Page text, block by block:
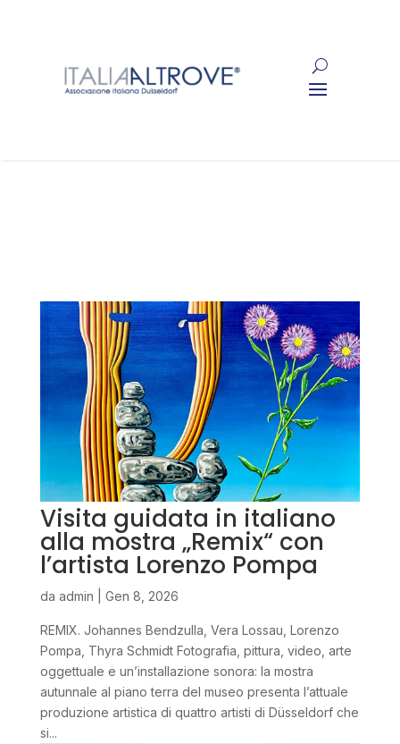
Visita guidata in italiano
alla mostra „Remix“ con
l’artista Lorenzo Pompa
da admin Gen 8, 2026
REMIX. Johannes Bendzulla, Vera Lossau, Lorenzo
Pompa, Thyra Schmidt Fotografia, pittura, video, arte
oggettuale e un’installazione sonora: la mostra
autunnale al piano terra del museo presenta l’attuale
produzione artistica di quattro artisti di Düsseldorf che
si...